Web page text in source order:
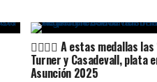
🏋️‍♂️🏋️‍♀️ A estas medallas las
Turner y Casadevall, plata
Asunción 2025